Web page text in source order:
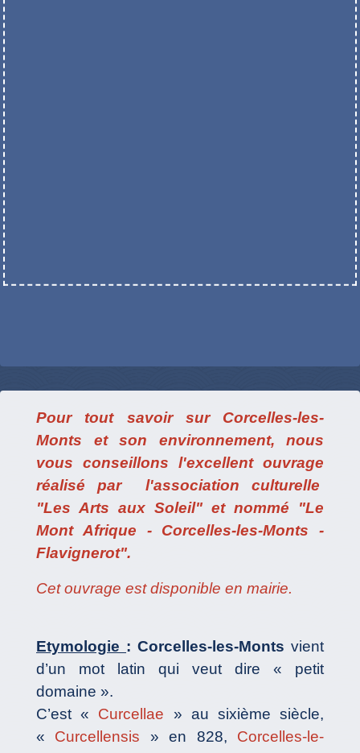
Pour tout savoir sur Corcelles-les-
Monts et son environnement, nous
vous conseillons l'excellent ouvrage
réalisé par l'association culturelle
"Les Arts aux Soleil" et nommé "Le
Mont Afrique - Corcelles-les-Monts -
Flavignerot".
Cet ouvrage est disponible en mairie.
Etymologie : Corcelles-les-Monts vient
d’un mot latin qui veut dire « petit
domaine ».
C’est « Curcellae » au sixième siècle,
« Curcellensis » en 828, Corcelles-le-